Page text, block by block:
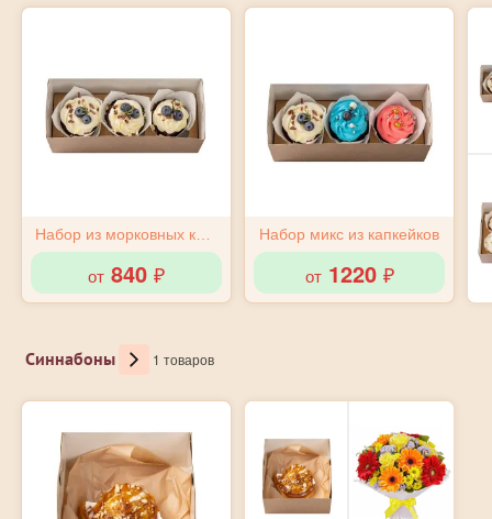
от 840 ₽
Набор микс из капкейков
от1220 ₽
Синнабоны 1 товаров